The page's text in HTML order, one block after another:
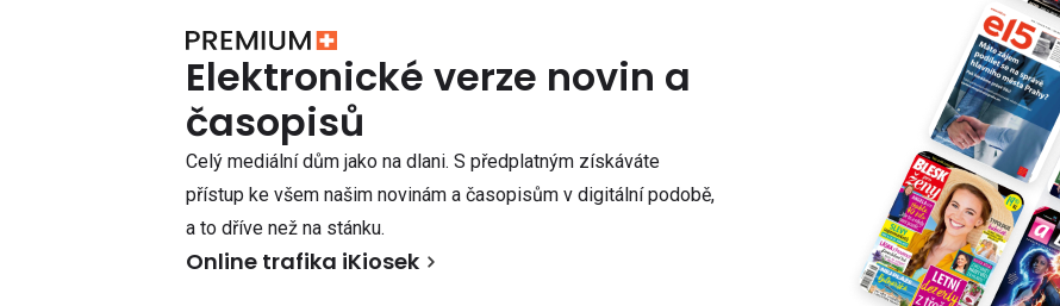
Elektronické verze novin a
časopisů
Celý mediální dům jako na dlani. S předplatným získáváte
přístup ke všem našim novinám a časopisům v digitální podobě,
a to dříve než na stánku.
Online trafika iKiosek